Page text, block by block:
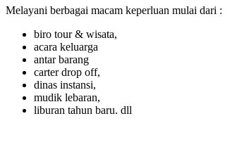
Melayani berbagai macam keperluan mulai dari :
biro tour & wisata,
acara keluarga
antar barang
carter drop off,
dinas instansi,
mudik lebaran,
liburan tahun baru. dll